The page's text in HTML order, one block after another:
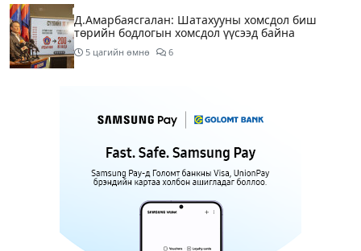
Д.Амарбаясгалан: Шатахууны хомсдол биш
төрийн бодлогын хомсдол үүсээд байна
5 цагийн өмнө 6
23:00 цагаас түр хааж, борооны ус зайлуулах
шугамын хөндлөн сэтэлгээ хийнэ
Нэгдүгээр ангид элсэгчдийн бүртгэлийг энэ
сарын 17-ноос E-Mongolia системээр зохион